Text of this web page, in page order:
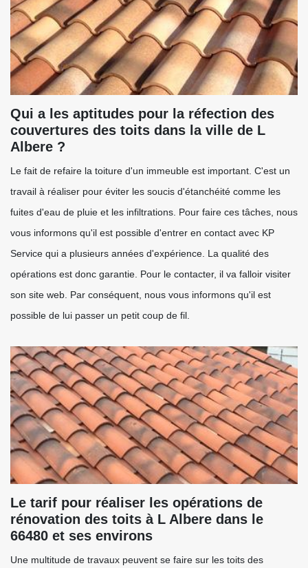
Qui a les aptitudes pour la réfection des
couvertures des toits dans la ville de L
Albere ?
Le fait de refaire la toiture d'un immeuble est important. C'est un
travail à réaliser pour éviter les soucis d'étanchéité comme les
fuites d'eau de pluie et les infiltrations. Pour faire ces tâches, nous
vous informons qu'il est possible d'entrer en contact avec KP
Service qui a plusieurs années d'expérience. La qualité des
opérations est donc garantie. Pour le contacter, il va falloir visiter
son site web. Par conséquent, nous vous informons qu'il est
possible de lui passer un petit coup de fil.
Le tarif pour réaliser les opérations de
rénovation des toits à L Albere dans le
66480 et ses environs
Une multitude de travaux peuvent se faire sur les toits des